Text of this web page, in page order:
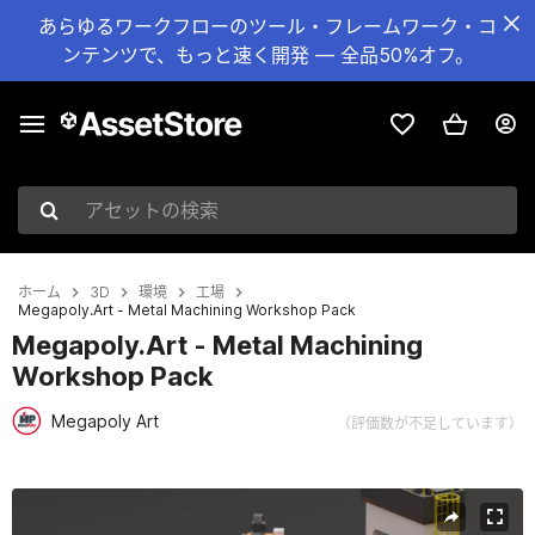
あらゆるワークフローのツール・フレームワーク・コ
ンテンツで、もっと速く開発 — 全品50%オフ。
アセットの検索
ホーム 3D 環境
工場
Megapoly.Art - Metal Machining Workshop Pack
Megapoly.Art - Metal Machining
Workshop Pack
Megapoly Art （評価数が不足しています）